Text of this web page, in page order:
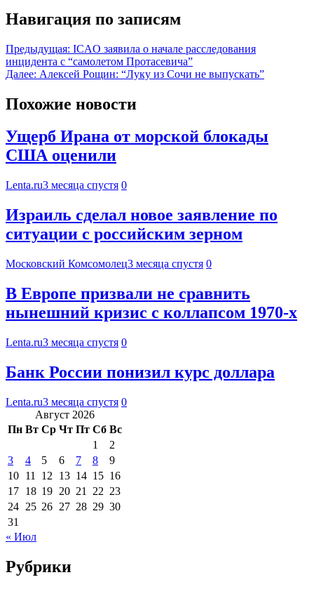
Навигация по записям
Предыдущая: ICAO заявила о начале расследования
инцидента с “самолетом Протасевича”
Далее: Алексей Рощин: “Луку из Сочи не выпускать”
Похожие новости
Ущерб Ирана от морской блокады
США оценили
Lenta.ru3 месяца спустя 0
Израиль сделал новое заявление по
ситуации с российским зерном
Московский Комсомолец3 месяца спустя 0
В Европе призвали не сравнить
нынешний кризис с коллапсом 1970-х
Lenta.ru3 месяца спустя 0
Банк России понизил курс доллара
Lenta.ru3 месяца спустя 0
Август 2026
Пн Вт Ср Чт Пт Сб Вс
1
2
3
4 5 6 7 8
9
10 11 12 13 14 15 16
17 18 19 20 21 22 23
24 25 26 27 28 29 30
31
« Июл
Рубрики